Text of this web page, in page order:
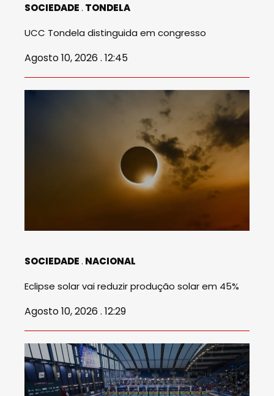
SOCIEDADE TONDELA
UCC Tondela distinguida em congresso
Agosto 10, 2026 . 12:45
SOCIEDADE NACIONAL
Eclipse solar vai reduzir produção solar em 45%
Agosto 10, 2026 . 12:29